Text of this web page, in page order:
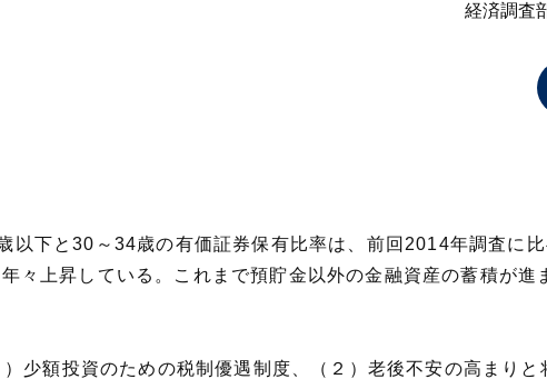
経済調査
下と30～34歳の有価証券保有比率は、前回2014年調査に比
々上昇している。これまで預貯金以外の金融資産の蓄積が進
少額投資のための税制優遇制度、（２）老後不安の高まりと